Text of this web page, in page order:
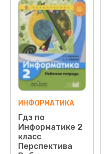
ИНФОРМАТИКА
Гдз по
Информатике 2
класс
Перспектива